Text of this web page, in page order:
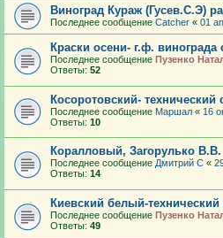
Виноград Кураж (Гусев.С.Э)
Последнее сообщение Catcher « 01
Краски осени- г.ф.
Последнее сообщение Пузенко
Ответы: 52
Косоротовский- технический
Последнее сообщение Маршал « 16
Ответы: 10
Коралловый, Загорулько В.В.
Последнее сообщение Дмитрий С «
Ответы: 14
Киевский белый-
Последнее сообщение Пузенко
Ответы: 49